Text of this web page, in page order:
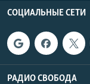
СОЦИАЛЬНЫЕ СЕТИ
РАДИО СВОБОДА